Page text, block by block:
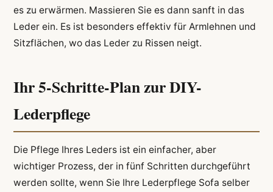
es zu erwärmen. Massieren Sie es dann sanft in das
Leder ein. Es ist besonders effektiv für Armlehnen und
Sitzflächen, wo das Leder zu Rissen neigt.
Ihr 5-Schritte-Plan zur DIY-
Lederpflege
Die Pflege Ihres Leders ist ein einfacher, aber
wichtiger Prozess, der in fünf Schritten durchgeführt
werden sollte, wenn Sie Ihre Lederpflege Sofa selber